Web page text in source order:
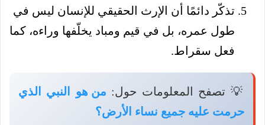
تذكّر دائمًا أن الإرث الحقيقي للإنسان ليس في
طول عمره، بل في قيم ومباد يخلّفها وراءه، كما
فعل سقراط.
💡 تصفح المعلومات حول: من هو النبي الذي
حرمت عليه جميع نساء الأرض؟